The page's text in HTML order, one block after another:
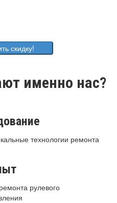
скидку!
именно нас?
технологии ремонта
рулевого